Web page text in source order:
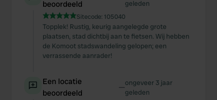
beoordeeld
geleden
Sitecode: 105040
Topplek! Rustig, keurig aangelegde grote
plaatsen, stad dichtbij aan te fietsen. Wij hebben
de Komoot stadswandeling gelopen; een
verrassende aanrader!
Een locatie
beoordeeld
—ongeveer 3 jaar
geleden